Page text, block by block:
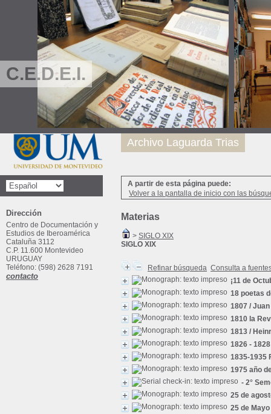
C.E.D.E.I.
A partir de esta página puede:
Volver a la pantalla de inicio con las
Materias
> SIGLO XIX
SIGLO XIX
Refinar búsqueda Consulta a
¡11 de
18 poetas
1807 /
1810 la
1813 /
1826 - 1828
1835-1935
1975 año
- 2°
25 de
25 de Mayo
Archivo Laguarda Trias
Dirección
Centro de Documentación y
Estudios de Iberoamérica
Cataluña 3112
C.P. 11.600 Montevideo
URUGUAY
Teléfono: (598) 2628 7191
contacto